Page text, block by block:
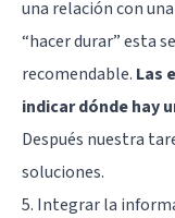
una relación con
“hacer durar” esta
recomendable. Las
indicar dónde hay
Después nuestra
soluciones.
5. Integrar la